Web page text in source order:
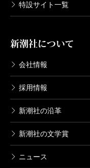
特設サイト一覧
新潮社について
会社情報
採用情報
新潮社の沿革
新潮社の文学賞
ニュース